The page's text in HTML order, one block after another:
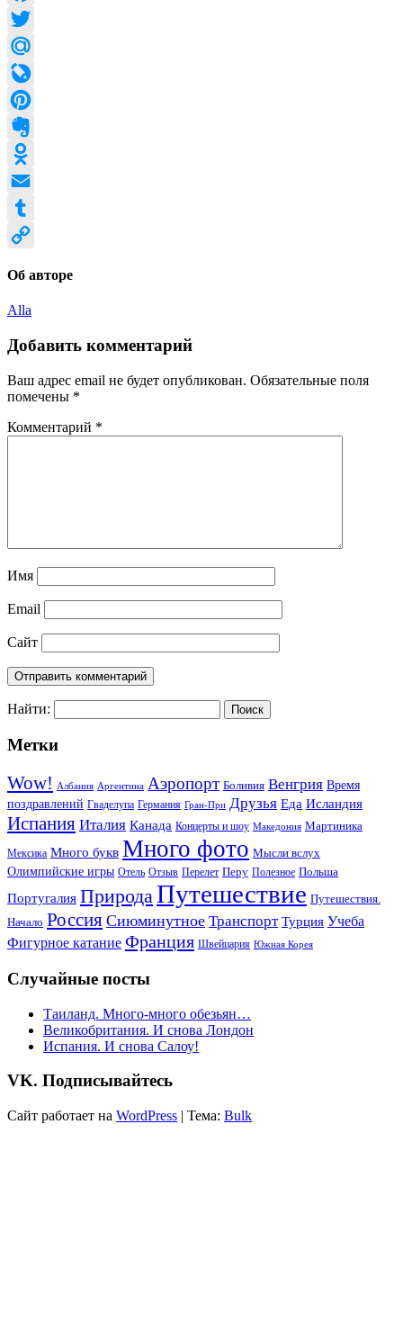
Facebook
Twitter
Mail.Ru
LiveJournal
Pinterest
Evernote
Odnoklassniki
Email
Tumblr
Об авторе
Alla
Добавить комментарий
Ваш адрес email не будет опубликован. Обязательные поля
помечены *
Комментарий *
Имя
Email
Сайт
Найти:
Метки
Wow! Албания Аргентина Аэропорт Боливия Венгрия Время
поздравлений Гваделупа Германия Гран-При Друзья Еда Исландия
Испания Италия Канада Концерты и шоу Македония Мартиника
Мексика Много букв Много фото Мысли вслух
Олимпийские игры Отель Отзыв Перелет Перу Полезное Польша
Португалия ПриродаПутешествие Путешествия.
Начало Россия Сиюминутное Транспорт Турция Учеба
Фигурное катание Франция Швейцария Южная Корея
Случайные посты
Таиланд. Много-много обезьян…
Великобритания. И снова Лондон
Испания. И снова Салоу!
VK. Подписывайтесь
Сайт работает на WordPress | Тема: Bulk